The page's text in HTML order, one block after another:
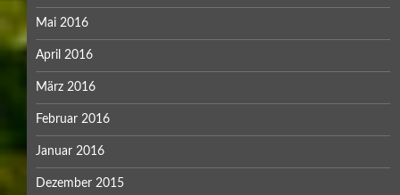
Mai 2016
April 2016
März 2016
Februar 2016
Januar 2016
Dezember 2015